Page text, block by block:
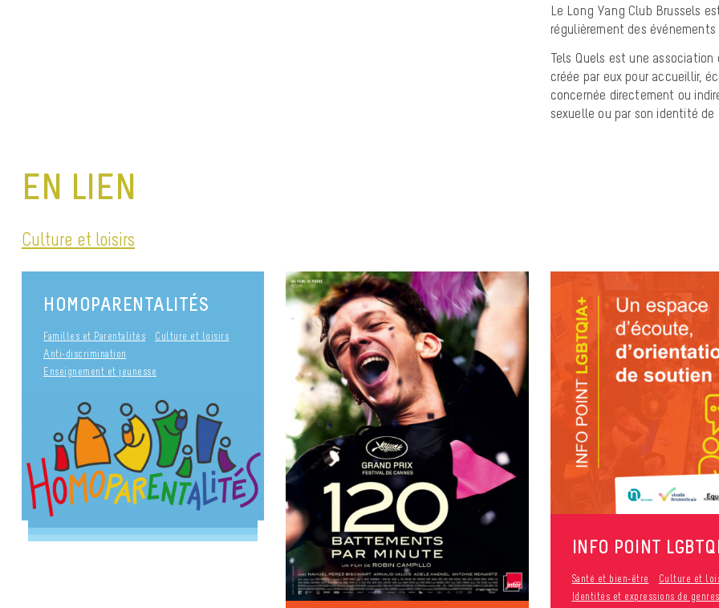
Le Long Yang Club Brussels
régulièrement des
Tels Quels est une
créée par eux pour accueillir,
concernée directement ou
sexuelle ou par son identité de
EN LIEN
Culture et loisirs
HOMOPARENTALITÉS
Familles et Parentalités
Culture et loisirs
Anti-discrimination
Enseignement et jeunesse
INFO POINT
Santé et bien-être
Culture et
Identités et expressions de genres